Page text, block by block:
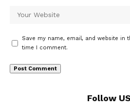
Save my name, email, and website in
time I comment.
Follow US